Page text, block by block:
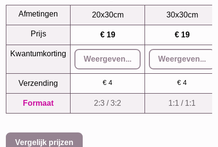
Afmetingen 20x30cm 30x30cm
Prijs € 19 € 19
Kwantumkorting
Weergeven... Weergeven...
Verzending € 4 € 4
Formaat 2:3 / 3:2 1:1 / 1:1
Vergelijk prijzen